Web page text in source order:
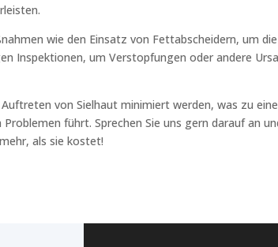
wie den Einsatz von Fettabscheidern, um
Inspektionen, um Verstopfungen oder andere
von Sielhaut minimiert werden, was zu
führt. Sprechen Sie uns gern darauf an
als sie kostet!